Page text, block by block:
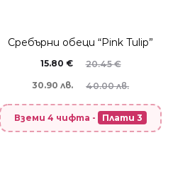
Сребърни обеци “Pink Tulip”
20.45€
15.80 €
40.00 лв.
30.90 лв.
Вземи 4 чифта - Плати 3